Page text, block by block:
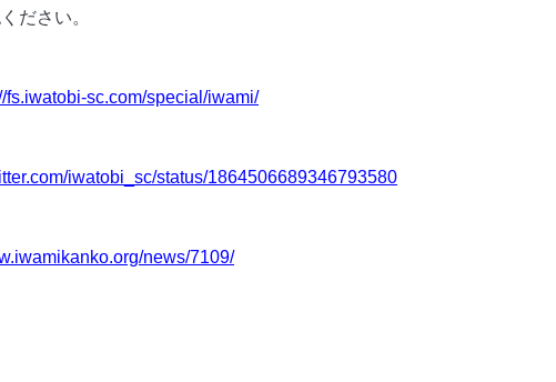
ださい。
fs.iwatobi-sc.com/special/iwami/
iwatobi_sc/status/1864506689346793580
news/7109/